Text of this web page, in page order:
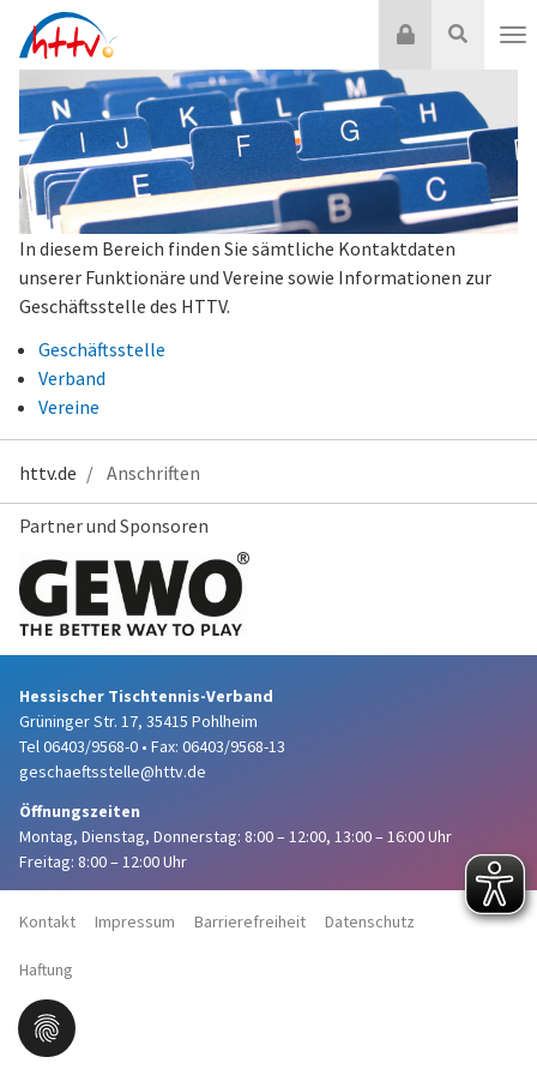
Inhalt
springen
Suche
Login
In diesem Bereich finden Sie sämtliche Kontaktdaten
unserer Funktionäre und Vereine sowie Informationen zur
Geschäftsstelle des HTTV.
Geschäftsstelle
Verband
Vereine
httv.de Anschriften
Partner und Sponsoren
Hessischer Tischtennis-Verband
Grüninger Str. 17, 35415 Pohlheim
Tel 06403/9568-0 • Fax: 06403/9568-13
geschaeftsstelle@httv.de
Öffnungszeiten
Montag, Dienstag, Donnerstag: 8:00 – 12:00, 13:00 – 16:00 Uhr
Freitag: 8:00 – 12:00 Uhr
Kontakt Impressum Barrierefreiheit Datenschutz
Haftung